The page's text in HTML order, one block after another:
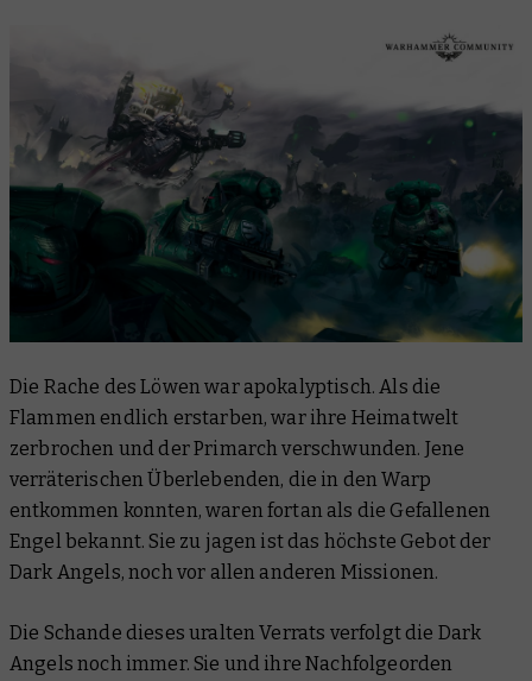
Die Rache des Löwen war apokalyptisch. Als die
Flammen endlich erstarben, war ihre Heimatwelt
zerbrochen und der Primarch verschwunden. Jene
verräterischen Überlebenden, die in den Warp
entkommen konnten, waren fortan als die Gefallenen
Engel bekannt. Sie zu jagen ist das höchste Gebot der
Dark Angels, noch vor allen anderen Missionen.
Die Schande dieses uralten Verrats verfolgt die Dark
Angels noch immer. Sie und ihre Nachfolgeorden